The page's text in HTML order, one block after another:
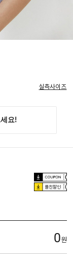
실측사이즈
플친할인
0원